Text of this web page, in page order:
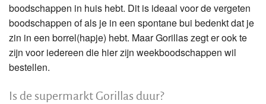
boodschappen in huis hebt. Dit is ideaal voor de vergeten
boodschappen of als je in een spontane bui bedenkt dat je
zin in een borrel(hapje) hebt. Maar Gorillas zegt er ook te
zijn voor iedereen die hier zijn weekboodschappen wil
bestellen.
Is de supermarkt Gorillas duur?